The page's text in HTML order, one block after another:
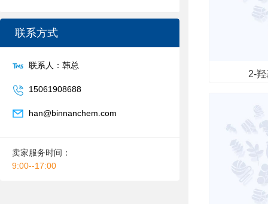
联系方式
联系人：韩总
15061908688
han@binnanchem.com
卖家服务时间：
9:00--17:00
2-